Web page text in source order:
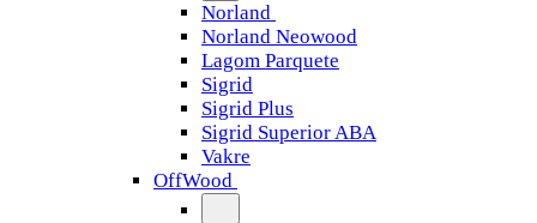
Norland
Norland Neowood
Lagom Parquete
Sigrid
Sigrid Plus
Sigrid Superior ABA
Vakre
OffWood